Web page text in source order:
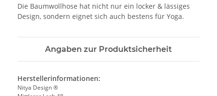
Die Baumwollhose hat nicht nur ein locker & lässiges
Design, sondern eignet sich auch bestens für Yoga.
Angaben zur Produktsicherheit
Herstellerinformationen:
Nitya Design ®